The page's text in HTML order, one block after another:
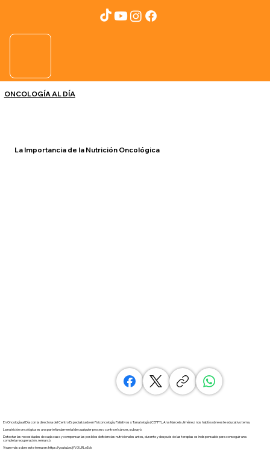
ONCOLOGÍA AL DÍA
La Importancia de la Nutrición Oncológica
En Oncología al Día con la directora del Centro Especializado en Psiconcología, Paliativos y Tanatología (CEPPT), Ana Marcela Jiménez nos habló sobre este educativo tema.
La nutrición oncológica es una parte fundamental de cualquier proceso contra el cáncer, subrayó.
Detectar las necesidades de cada caso y compensar las posibles deficiencias nutricionales antes, durante y después de las terapias es indispensable para conseguir una
completa recuperación, remarcó.
Vean más sobre este tema en:https://youtu.be/jYVXLRLoEck